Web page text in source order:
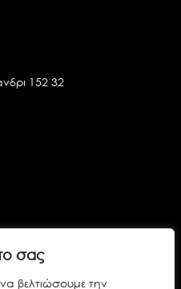
σας
βελτιώσουμε την
152 32